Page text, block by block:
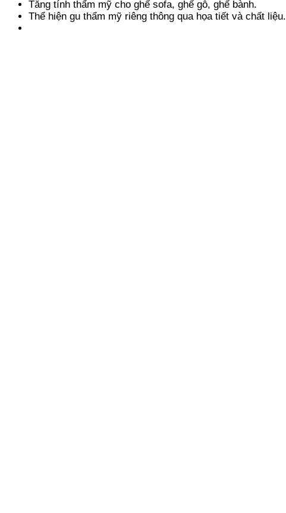
Tăng tính thẩm mỹ cho ghế sofa, ghế gỗ, ghế bành.
Thể hiện gu thẩm mỹ riêng thông qua họa tiết và chất liệu.